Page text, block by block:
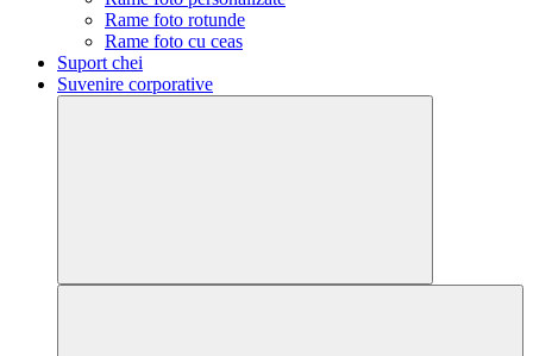
Rame foto rotunde
Rame foto cu ceas
Suport chei
Suvenire corporative